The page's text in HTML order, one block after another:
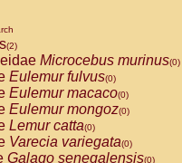
Alouatta seniculus
belzebuth(0)
geoffroyi(0)
paniscus(0)
spp. (0)
lagothricha
lagothricha cana
Cacajao calvus
(2)
Microcebus murinus(0)
Eulemur fulvus(0)
Eulemur macaco(0)
Eulemur mongoz(0)
Lemur catta(0)
Varecia variegata(0)
Galago senegalensis(0)